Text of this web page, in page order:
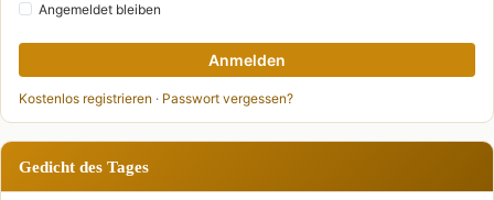
Angemeldet bleiben
Anmelden
Kostenlos registrieren · Passwort vergessen?
Gedicht des Tages